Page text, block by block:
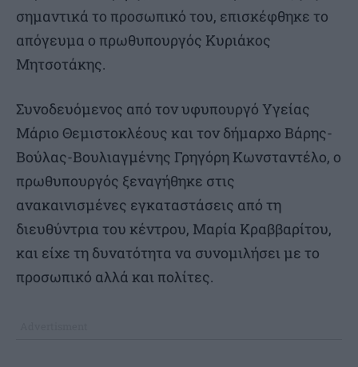
σημαντικά το προσωπικό του, επισκέφθηκε το
απόγευμα ο πρωθυπουργός Κυριάκος
Μητσοτάκης.
Συνοδευόμενος από τον υφυπουργό Υγείας
Μάριο Θεμιστοκλέους και τον δήμαρχο Βάρης-
Βούλας-Βουλιαγμένης Γρηγόρη Κωνσταντέλο, ο
πρωθυπουργός ξεναγήθηκε στις
ανακαινισμένες εγκαταστάσεις από τη
διευθύντρια του κέντρου, Μαρία Κραββαρίτου,
και είχε τη δυνατότητα να συνομιλήσει με το
προσωπικό αλλά και πολίτες.